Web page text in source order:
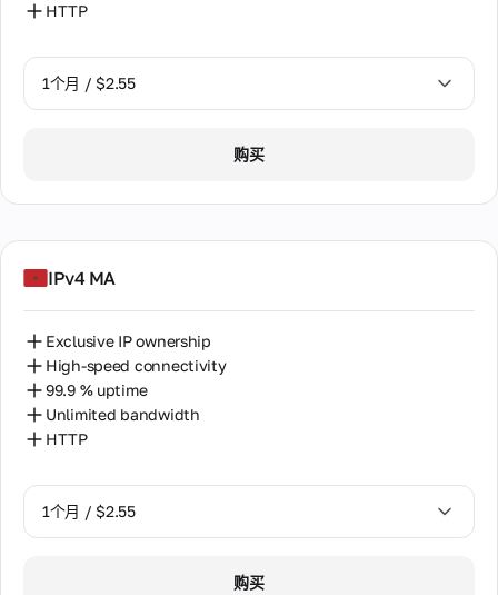
HTTP
1个月 / $2.55
购买
IPv4 MA
Exclusive IP ownership
High-speed connectivity
99.9 % uptime
Unlimited bandwidth
HTTP
1个月 / $2.55
购买